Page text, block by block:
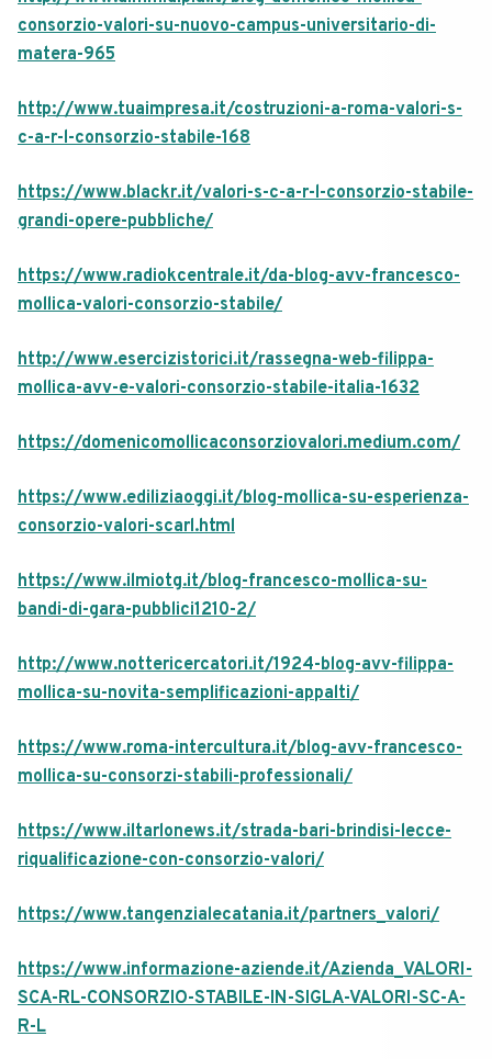
consorzio-valori-su-nuovo-campus-universitario-di-
matera-965
http://www.tuaimpresa.it/costruzioni-a-roma-valori-s-
c-a-r-l-consorzio-stabile-168
https://www.blackr.it/valori-s-c-a-r-l-consorzio-stabile-
grandi-opere-pubbliche/
https://www.radiokcentrale.it/da-blog-avv-francesco-
mollica-valori-consorzio-stabile/
http://www.esercizistorici.it/rassegna-web-filippa-
mollica-avv-e-valori-consorzio-stabile-italia-1632
https://domenicomollicaconsorziovalori.medium.com/
https://www.ediliziaoggi.it/blog-mollica-su-esperienza-
consorzio-valori-scarl.html
https://www.ilmiotg.it/blog-francesco-mollica-su-
bandi-di-gara-pubblici1210-2/
http://www.nottericercatori.it/1924-blog-avv-filippa-
mollica-su-novita-semplificazioni-appalti/
https://www.roma-intercultura.it/blog-avv-francesco-
mollica-su-consorzi-stabili-professionali/
https://www.iltarlonews.it/strada-bari-brindisi-lecce-
riqualificazione-con-consorzio-valori/
https://www.tangenzialecatania.it/partners_valori/
https://www.informazione-aziende.it/Azienda_VALORI-
SCA-RL-CONSORZIO-STABILE-IN-SIGLA-VALORI-SC-A-
R-L